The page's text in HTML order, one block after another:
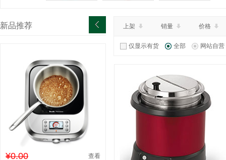
新品推荐
¥0.00 查看
上架 销量 价格
仅显示有货 全部 网站自营